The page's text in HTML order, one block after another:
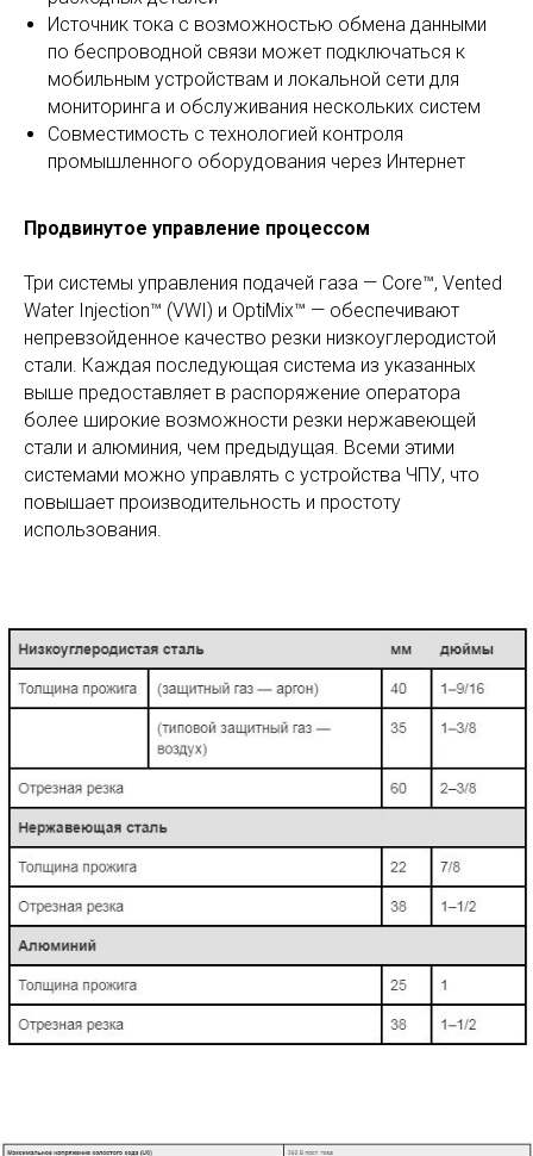
Источник тока с возможностью обмена данными
по беспроводной связи может подключаться к
мобильным устройствам и локальной сети для
мониторинга и обслуживания нескольких систем
Совместимость с технологией контроля
промышленного оборудования через Интернет
Продвинутое управление процессом
Три системы управления подачей газа — Core™, Vented
Water Injection™ (VWI) и OptiMix™ — обеспечивают
непревзойденное качество резки низкоуглеродистой
стали. Каждая последующая система из указанных
выше предоставляет в распоряжение оператора
более широкие возможности резки нержавеющей
стали и алюминия, чем предыдущая. Всеми этими
системами можно управлять с устройства ЧПУ, что
повышает производительность и простоту
использования.